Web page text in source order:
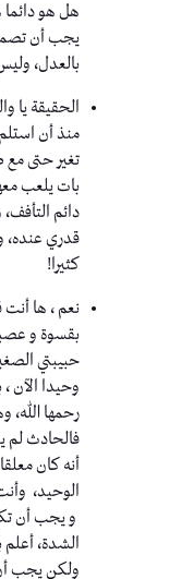
هل هو
يجب أن
بالعدل،
الحقيقة يا
منذ أن استلم
تغير حتى مع
بات يلعب
دائم
قدري عنده،
كثيرا!
نعم ، ها أنت
بقسوة و
حبيبتي
وحيدا الآن
رحمها الله،
فالحادث لم
أنه كان
الوحيد،
و يجب أن
الشدة، أعلم
ولكن يجب